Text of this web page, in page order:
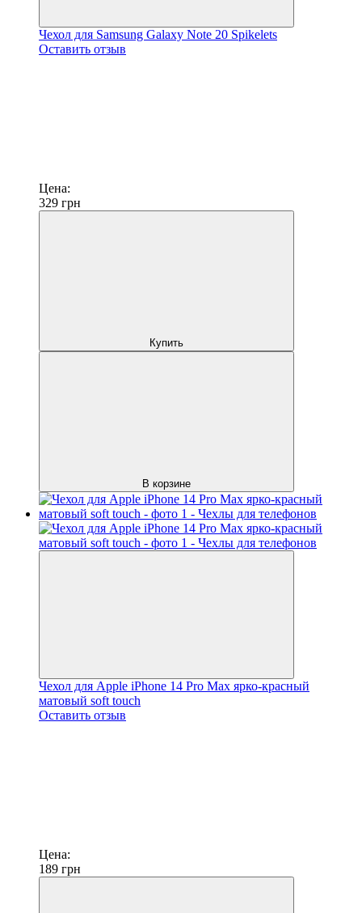
Чехол для Samsung Galaxy Note 20 Spikelets
Оставить отзыв
Цена:
329 грн
Купить
В корзине
Чехол для Apple iPhone 14 Pro Max ярко-красный
матовый soft touch
Оставить отзыв
Цена:
189 грн